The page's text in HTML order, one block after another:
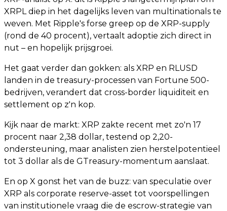
XRPL diep in het dagelijks leven van multinationals te
weven. Met Ripple's forse greep op de XRP-supply
(rond de 40 procent), vertaalt adoptie zich direct in
nut – en hopelijk prijsgroei.
Het gaat verder dan gokken: als XRP en RLUSD
landen in de treasury-processen van Fortune 500-
bedrijven, verandert dat cross-border liquiditeit en
settlement op z'n kop.
Kijk naar de markt: XRP zakte recent met zo'n 17
procent naar 2,38 dollar, testend op 2,20-
ondersteuning, maar analisten zien herstelpotentieel
tot 3 dollar als de GTreasury-momentum aanslaat.
En op X gonst het van de buzz: van speculatie over
XRP als corporate reserve-asset tot voorspellingen
van institutionele vraag die de escrow-strategie van